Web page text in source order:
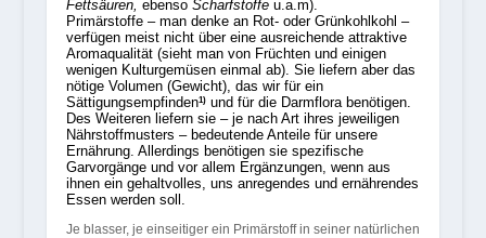
Fettsäuren, ebenso Scharfstoffeu.a.m).
Primärstoffe – man denke an Rot- oder Grünkohlkohl –
verfügen meist nicht über eine ausreichende attraktive
Aromaqualität (sieht man von Früchten und einigen
wenigen Kulturgemüsen einmal ab). Sie liefern aber das
nötige Volumen (Gewicht), das wir für ein
Sättigungsempfinden1)und für die Darmflora benötigen.
Des Weiteren liefern sie – je nach Art ihres jeweiligen
Nährstoffmusters – bedeutende Anteile für unsere
Ernährung. Allerdings benötigen sie spezifische
Garvorgänge und vor allem Ergänzungen, wenn aus
ihnen ein gehaltvolles, uns anregendes und ernährendes
Essen werden soll.
Je blasser, je einseitiger ein Primärstoff in seiner natürlichen